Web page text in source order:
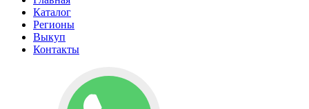
Каталог
Регионы
Выкуп
Контакты